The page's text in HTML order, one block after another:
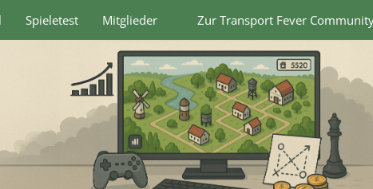
Spieletest Mitglieder Zur Transport Fever